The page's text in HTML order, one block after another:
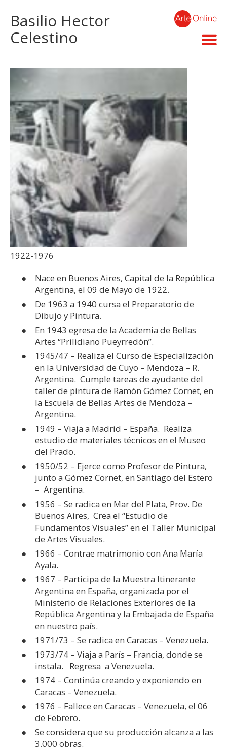
Basilio Hector
Celestino
1922-1976
Nace en Buenos Aires, Capital de la República
Argentina, el 09 de Mayo de 1922.
De 1963 a 1940 cursa el Preparatorio de
Dibujo y Pintura.
En 1943 egresa de la Academia de Bellas
Artes “Prilidiano Pueyrredón”.
1945/47 – Realiza el Curso de Especialización
en la Universidad de Cuyo – Mendoza – R.
Argentina. Cumple tareas de ayudante del
taller de pintura de Ramón Gómez Cornet, en
la Escuela de Bellas Artes de Mendoza –
Argentina.
1949 – Viaja a Madrid – España. Realiza
estudio de materiales técnicos en el Museo
del Prado.
1950/52 – Ejerce como Profesor de Pintura,
junto a Gómez Cornet, en Santiago del Estero
– Argentina.
1956 – Se radica en Mar del Plata, Prov. De
Buenos Aires, Crea el “Estudio de
Fundamentos Visuales” en el Taller Municipal
de Artes Visuales.
1966 – Contrae matrimonio con Ana María
Ayala.
1967 – Participa de la Muestra Itinerante
Argentina en España, organizada por el
Ministerio de Relaciones Exteriores de la
República Argentina y la Embajada de España
en nuestro país.
1971/73 – Se radica en Caracas – Venezuela.
1973/74 – Viaja a París – Francia, donde se
instala. Regresa a Venezuela.
1974 – Continúa creando y exponiendo en
Caracas – Venezuela.
1976 – Fallece en Caracas – Venezuela, el 06
de Febrero.
Se considera que su producción alcanza a las
3.000 obras.